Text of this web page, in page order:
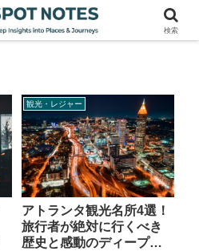
観光・レジャー
アトランタ観光名所4選！
旅行者が絶対に行くべき
歴史と感動のディープス
検索